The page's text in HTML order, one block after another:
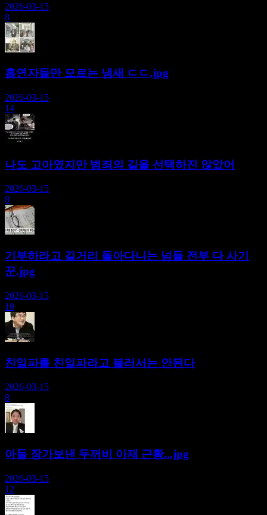
2026-03-15
8
흡연자들만 모르는 냄새 ㄷㄷ.jpg
2026-03-15
14
나도 고아였지만 범죄의 길을 선택하진 않았어
2026-03-15
8
기부하라고 길거리 돌아다니는 넘들 전부 다 사기
꾼.jpg
2026-03-15
10
친일파를 친일파라고 불러서는 안된다
2026-03-15
8
아들 장가보낸 두꺼비 아재 근황...jpg
2026-03-15
12